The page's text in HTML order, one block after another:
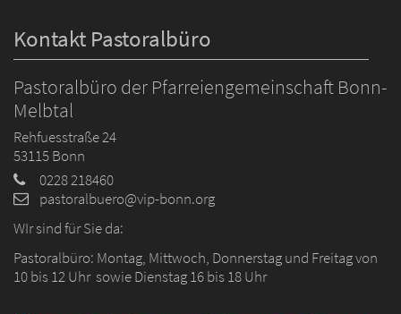
Kontakt Pastoralbüro
Pastoralbüro der Pfarreiengemeinschaft Bonn-
Melbtal
Rehfuesstraße 24
53115Bonn
0228 218460
pastoralbuero@vip-bonn.org
WIr sind für Sie da:
Pastoralbüro: Montag, Mittwoch, Donnerstag und Freitag von
10 bis 12 Uhr sowie Dienstag 16 bis 18 Uhr